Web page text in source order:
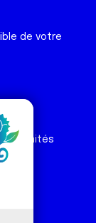
de votre
& comités